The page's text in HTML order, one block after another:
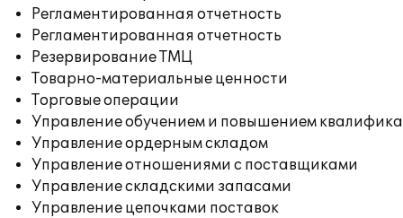
Регламентированная отчетность
Регламентированная отчетность
Резервирование ТМЦ
Товарно-материальные ценности
Торговые операции
Управление обучением и повышением
Управление ордерным складом
Управление отношениями с поставщиками
Управление складскими запасами
Управление цепочками поставок